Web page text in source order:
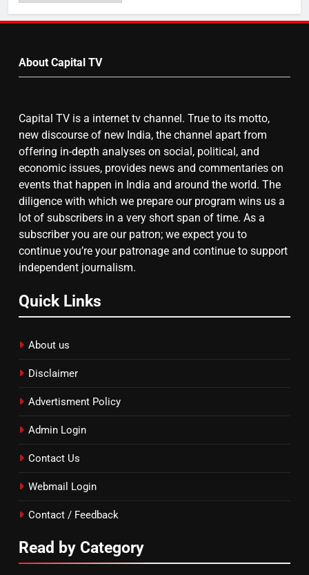
8
चुनाव से पहले लालू परिवार पर बड़ा झटका,
दिल्ली कोर्ट ने IRCTC घोटाले में आरोप
तय किए
by
About Capital TV
Capital TV is a internet tv channel. True to its motto,
new discourse of new India, the channel apart from
offering in-depth analyses on social, political, and
economic issues, provides news and commentaries on
events that happen in India and around the world. The
diligence with which we prepare our program wins us a
lot of subscribers in a very short span of time. As a
subscriber you are our patron; we expect you to
continue you’re your patronage and continue to support
independent journalism.
Quick Links
About us
Disclaimer
Advertisment Policy
Admin Login
Contact Us
Webmail Login
Contact / Feedback
Read by Category